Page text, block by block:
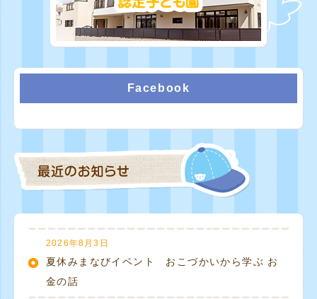
Facebook
2026年8月3日
夏休みまなびイベント おこづかいから学ぶ お
金の話